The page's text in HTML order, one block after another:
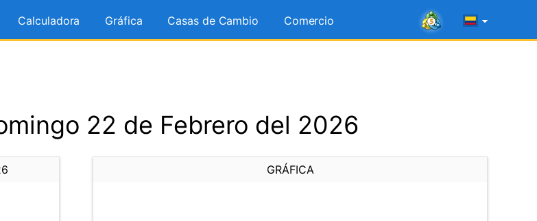
Calculadora Gráfica Casas de Cambio Comercio
22 de Febrero del 2026
GRÁFICA